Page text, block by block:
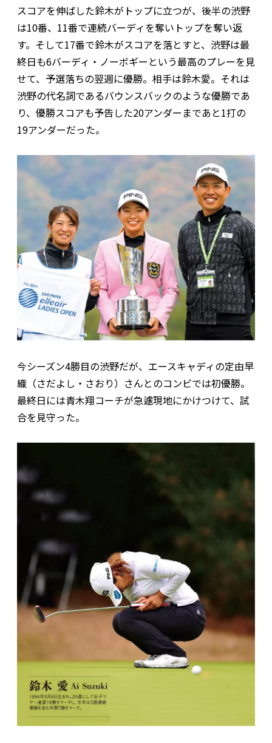
スコアを伸ばした鈴木がトップに立つが、後半の渋野
は10番、11番で連続バーディを奪いトップを奪い返
す。そして17番で鈴木がスコアを落とすと、渋野は最
終日も6バーディ・ノーボギーという最高のプレーを見
せて、予選落ちの翌週に優勝。相手は鈴木愛。それは
渋野の代名詞であるバウンスバックのような優勝であ
り、優勝スコアも予告した20アンダーまであと1打の
19アンダーだった。
今シーズン4勝目の渋野だが、エースキャディの定由早
織（さだよし・さおり）さんとのコンビでは初優勝。
最終日には青木翔コーチが急遽現地にかけつけて、試
合を見守った。